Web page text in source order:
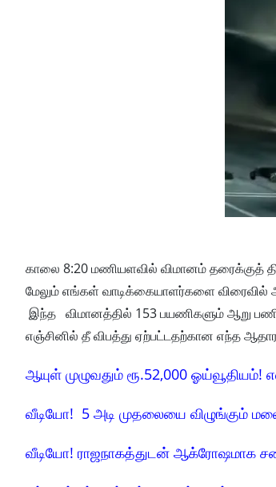
காலை 8:20 மணியளவில் விமானம் தரைக்குத்
மேலும் எங்கள் வாடிக்கையாளர்களை விரைவில்
இந்த விமானத்தில் 153 பயணிகளும் ஆறு
எஞ்சினில் தீ விபத்து ஏற்பட்டதற்கான எந்த
ஆயுள் முழுவதும் ரூ.52,000
வீடியோ! 5 அடி முதலையை விழுங்கும்
வீடியோ! ராஜநாகத்துடன் ஆக்ரோஷமாக